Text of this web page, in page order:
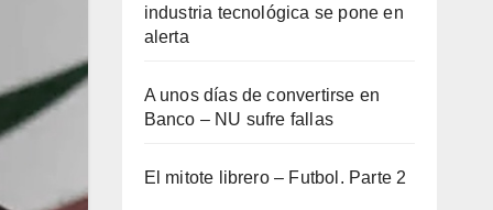
industria tecnológica se pone en
alerta
A unos días de convertirse en
Banco – NU sufre fallas
El mitote librero – Futbol. Parte 2